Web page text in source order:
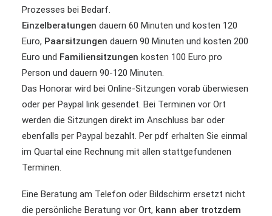
Prozesses bei Bedarf.
Einzelberatungen dauern 60 Minuten und kosten 120
Euro, Paarsitzungen dauern 90 Minuten und kosten 200
Euro und Familiensitzungen kosten 100 Euro pro
Person und dauern 90-120 Minuten.
Das Honorar wird bei Online-Sitzungen vorab überwiesen
oder per Paypal link gesendet. Bei Terminen vor Ort
werden die Sitzungen direkt im Anschluss bar oder
ebenfalls per Paypal bezahlt. Per pdf erhalten Sie einmal
im Quartal eine Rechnung mit allen stattgefundenen
Terminen.
Eine Beratung am Telefon oder Bildschirm ersetzt nicht
die persönliche Beratung vor Ort, kann aber trotzdem